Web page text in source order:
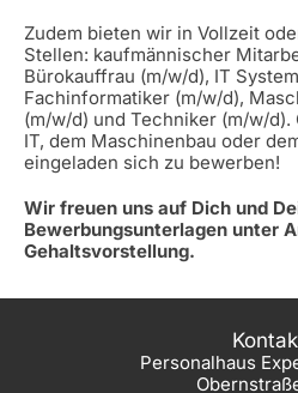
Zudem bieten wir in Vollzeit
Stellen: kaufmännischer
Bürokauffrau (m/w/d), IT
Fachinformatiker (m/w/d),
(m/w/d) und Techniker (m/w/
IT, dem Maschinenbau oder
eingeladen sich zu bewerben!
Wir freuen uns auf Dich und
Bewerbungsunterlagen unter
Gehaltsvorstellung.
Personalhaus